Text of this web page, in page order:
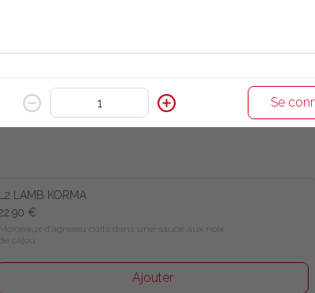
L2 LAMB KORMA
€
Morceaux d’agneau cuits dans une sauce aux noix de cajou
Ajouter
Se